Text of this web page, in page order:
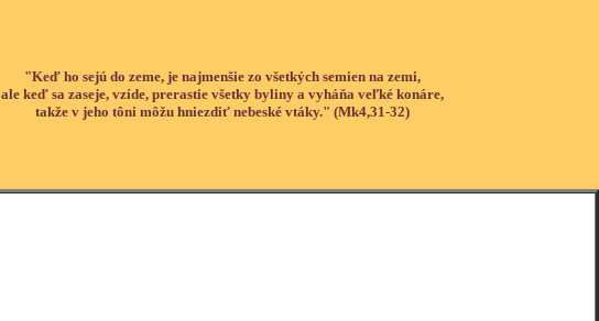
"Keď ho sejú do zeme, je najmenšie zo všetkých semien na zemi,
ale keď sa zaseje, vzíde, prerastie všetky byliny a vyháňa veľké konáre,
takže v jeho tôni môžu hniezdiť nebeské vtáky." (Mk4,31-32)